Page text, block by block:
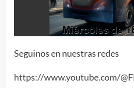
Seguinos en nuestras redes
https://www.youtube.com/